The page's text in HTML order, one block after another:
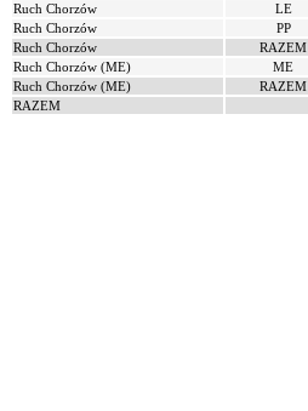
Ruch Chorzów
LE
Ruch Chorzów
PP
Ruch Chorzów
RAZEM
Ruch Chorzów (ME)
ME
Ruch Chorzów (ME)
RAZEM
RAZEM